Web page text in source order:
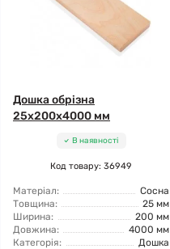
Дошка обрізна
25x200x4000 мм
В наявності
Код товару: 36949
Матеріал:
Сосна
Товщина:
25 мм
Ширина:
200 мм
Довжина:
4000 мм
Категорія:
Дошка